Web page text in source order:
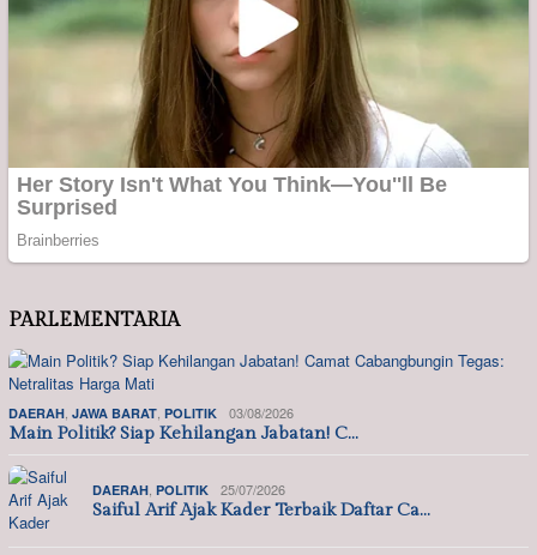
PARLEMENTARIA
DAERAH JAWA BARAT POLITIK 03/08/2026
Main Politik? Siap Kehilangan Jabatan! C…
DAERAH POLITIK 25/07/2026
Saiful Arif Ajak Kader Terbaik Daftar Ca…